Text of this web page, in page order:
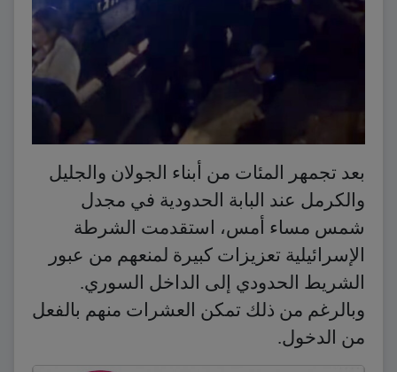
بعد تجمهر المئات من أبناء الجولان والجليل
والكرمل عند البابة الحدودية في مجدل
شمس مساء أمس، استقدمت الشرطة
الإسرائيلية تعزيزات كبيرة لمنعهم من عبور
الشريط الحدودي إلى الداخل السوري.
وبالرغم من ذلك تمكن العشرات منهم بالفعل
من الدخول.